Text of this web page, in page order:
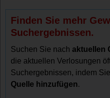
Finden Sie mehr
Suchergebnissen.
Suchen Sie nachaktuellen
die aktuellen Verlosungen
Suchergebnissen, indem Sie
Quelle hinzufügen.